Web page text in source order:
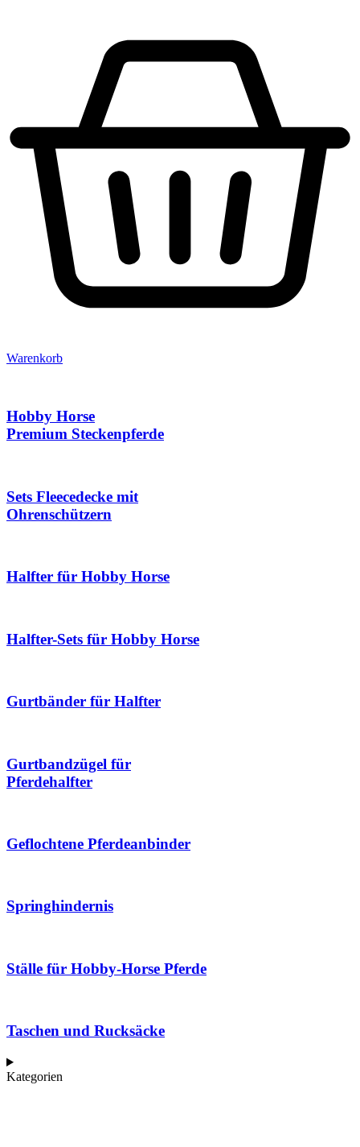
Warenkorb
Hobby Horse
Premium Steckenpferde
Sets Fleecedecke mit
Ohrenschützern
Halfter für Hobby Horse
Halfter-Sets für Hobby Horse
Gurtbänder für Halfter
Gurtbandzügel für
Pferdehalfter
Geflochtene Pferdeanbinder
Springhindernis
Ställe für Hobby-Horse Pferde
Taschen und Rucksäcke
Kategorien